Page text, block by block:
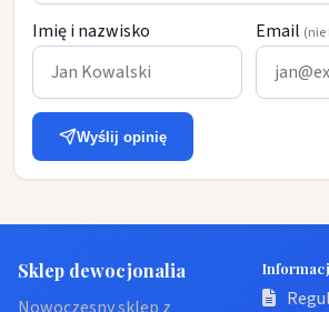
Imię i nazwisko Email (nie
Wyślij opinię
Sklep dewocjonalia